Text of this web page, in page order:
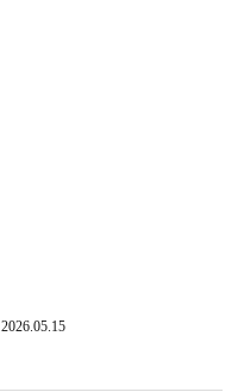
2026.05.15